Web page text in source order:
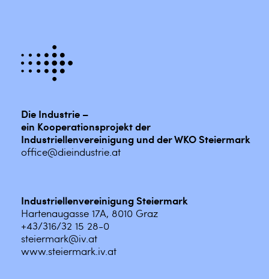
Die Industrie –
ein Kooperationsprojekt der
Industriellenvereinigung und der WKO Steiermark
office@dieindustrie.at
Industriellenvereinigung Steiermark
Hartenaugasse 17A, 8010 Graz
+43/316/32 15 28-0
steiermark@iv.at
www.steiermark.iv.at